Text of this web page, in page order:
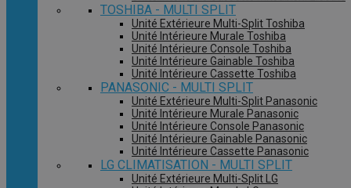
TOSHIBA - MULTI SPLIT
Unité Extérieure Multi-Split Toshiba
Unité Intérieure Murale Toshiba
Unité Intérieure Console Toshiba
Unité Intérieure Gainable Toshiba
Unité Intérieure Cassette Toshiba
PANASONIC - MULTI SPLIT
Unité Extérieure Multi-Split Panasonic
Unité Intérieure Murale Panasonic
Unité Intérieure Console Panasonic
Unité Intérieure Gainable Panasonic
Unité Intérieure Cassette Panasonic
LG CLIMATISATION - MULTI SPLIT
Unité Extérieure Multi-Split LG